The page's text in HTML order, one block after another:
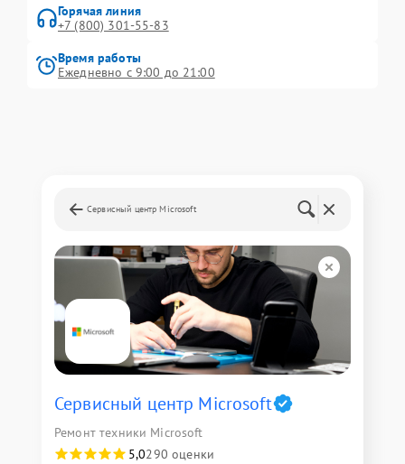
Горячая линия
+7 (800) 301-55-83
Время работы
Ежедневно с 9:00 до 21:00
Сервисный центр Microsoft
Сервисный центр Microsoft
Ремонт техники Microsoft
5,0290 оценки